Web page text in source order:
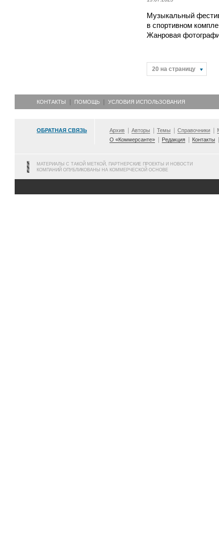
Музыкальный
в спортивном
Жанровая
20 на страницу
КОНТАКТЫ ПОМОЩЬ УСЛОВИЯ ИСПОЛЬЗОВАНИЯ
ОБРАТНАЯ СВЯЗЬ Архив Авторы Темы Справочники
О «Коммерсанте»
Редакция Контакты
МАТЕРИАЛЫ С ТАКОЙ МЕТКОЙ, ПАРТНЕРСКИЕ ПРОЕКТЫ И НОВОСТИ
КОМПАНИЙ ОПУБЛИКОВАНЫ НА КОММЕРЧЕСКОЙ ОСНОВЕ